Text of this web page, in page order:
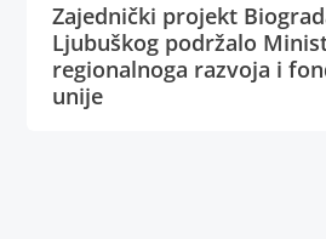
Zajednički projekt
Ljubuškog podržalo
regionalnoga razvoja i
unije